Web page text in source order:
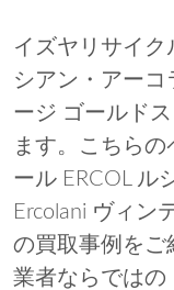
イズヤリサイク
シアン・アーコ
ージ ゴールド
ます。こちら
ール ERCOL ル
Ercolani ヴィン
の買取事例をご
業者ならではの